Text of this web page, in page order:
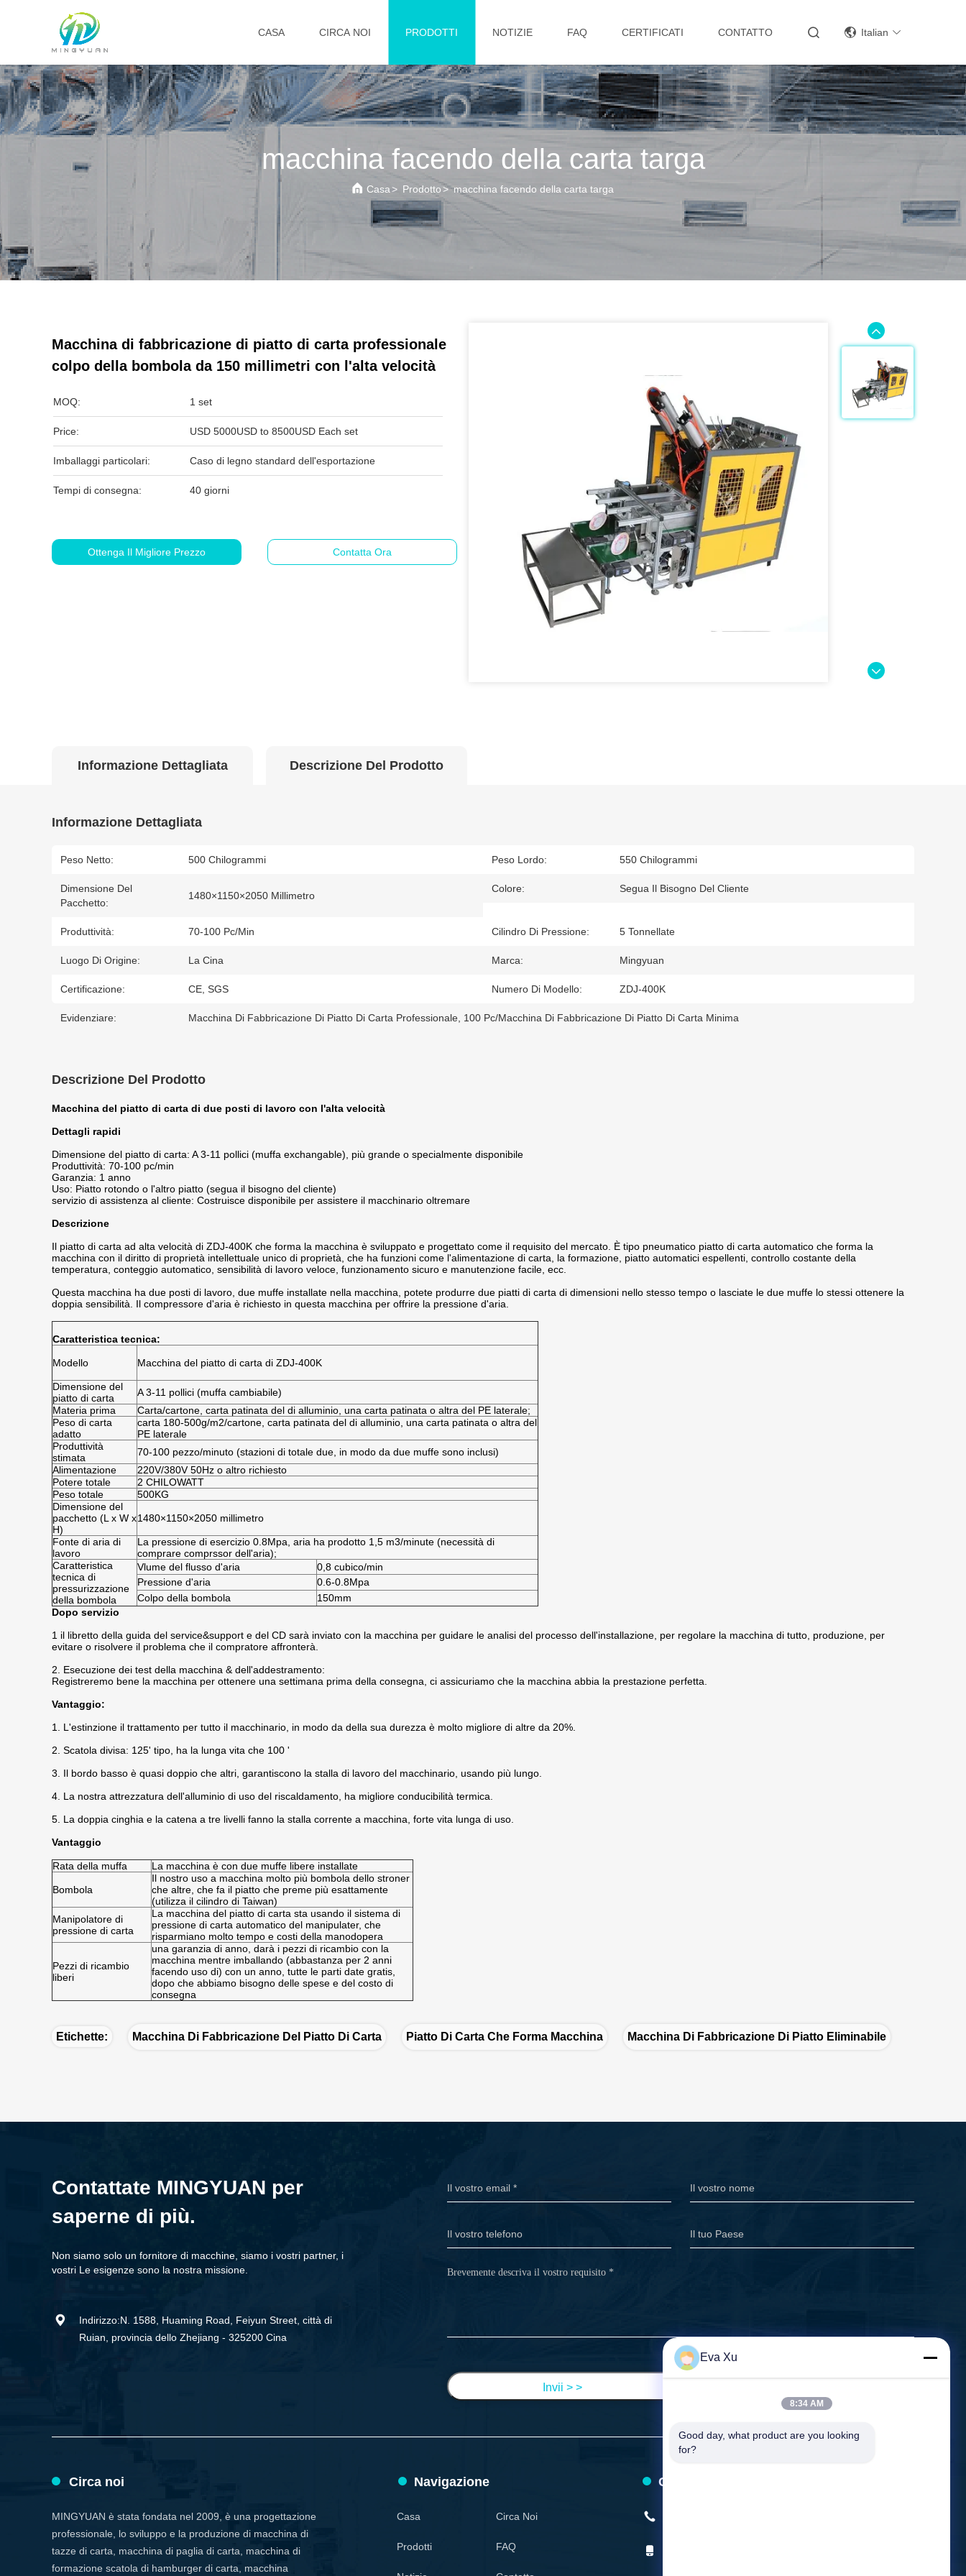
CASA CIRCA NOI PRODOTTI NOTIZIE FAQ CERTIFICATI CONTATTO Italian
macchina facendo della carta targa
Casa> Prodotto> macchina facendo della carta targa
Macchina di fabbricazione di piatto di carta professionale
colpo della bombola da 150 millimetri con l'alta velocità
MOQ: 1 set
Price: USD 5000USD to 8500USD Each set
Imballaggi particolari: Caso di legno standard dell'esportazione
Tempi di consegna: 40 giorni
Ottenga Il Migliore Prezzo Contatta Ora
Informazione Dettagliata Descrizione Del Prodotto
Informazione Dettagliata
Peso Netto: 500 Chilogrammi Peso Lordo: 550 Chilogrammi
Dimensione Del
Pacchetto:
1480×1150×2050 Millimetro
Colore: Segua Il Bisogno Del Cliente
Produttività: 70-100 Pc/min Cilindro Di Pressione: 5 Tonnellate
Luogo Di Origine: La Cina Marca: Mingyuan
Certificazione: CE, SGS Numero Di Modello: ZDJ-400K
Evidenziare: Macchina Di Fabbricazione Di Piatto Di Carta Professionale 100 Pc/macchina Di Fabbricazione Di Piatto Di Carta Minima
Descrizione Del Prodotto
Macchina del piatto di carta di due posti di lavoro con l'alta velocità
Dettagli rapidi
Dimensione del piatto di carta: A 3-11 pollici (muffa exchangable), più grande o specialmente disponibile
Produttività: 70-100 pc/min
Garanzia: 1 anno
Uso: Piatto rotondo o l'altro piatto (segua il bisogno del cliente)
servizio di assistenza al cliente: Costruisce disponibile per assistere il macchinario oltremare
Descrizione
Il piatto di carta ad alta velocità di ZDJ-400K che forma la macchina è sviluppato e progettato come il requisito del mercato. È tipo pneumatico piatto di carta automatico che forma la
macchina con il diritto di proprietà intellettuale unico di proprietà, che ha funzioni come l'alimentazione di carta, la formazione, piatto automatici espellenti, controllo costante della
temperatura, conteggio automatico, sensibilità di lavoro veloce, funzionamento sicuro e manutenzione facile, ecc.
Questa macchina ha due posti di lavoro, due muffe installate nella macchina, potete produrre due piatti di carta di dimensioni nello stesso tempo o lasciate le due muffe lo stessi ottenere la
doppia sensibilità. Il compressore d'aria è richiesto in questa macchina per offrire la pressione d'aria.
Caratteristica tecnica:
Modello Macchina del piatto di carta di ZDJ-400K
Dimensione del
piatto di carta
A 3-11 pollici (muffa cambiabile)
Materia prima
Carta/cartone, carta patinata del di alluminio, una carta patinata o altra del PE laterale;
Peso di carta
adatto
carta 180-500g/m2/cartone, carta patinata del di alluminio, una carta patinata o altra del
PE laterale
Produttività
stimata
70-100 pezzo/minuto (stazioni di totale due, in modo da due muffe sono inclusi)
Alimentazione
220V/380V 50Hz o altro richiesto
Potere totale
2 CHILOWATT
Peso totale
500KG
Dimensione del
pacchetto (L x W x
H)
1480×1150×2050 millimetro
Fonte di aria di
lavoro
La pressione di esercizio 0.8Mpa, aria ha prodotto 1,5 m3/minute (necessità di
comprare comprssor dell'aria);
Caratteristica
tecnica di
pressurizzazione
della bombola
Vlume del flusso d'aria
0,8 cubico/min
Pressione d'aria
0.6-0.8Mpa
Colpo della bombola
150mm
Dopo servizio
1 il libretto della guida del service&support e del CD sarà inviato con la macchina per guidare le analisi del processo dell'installazione, per regolare la macchina di tutto, produzione, per
evitare o risolvere il problema che il compratore affronterà.
2. Esecuzione dei test della macchina & dell'addestramento:
Registreremo bene la macchina per ottenere una settimana prima della consegna, ci assicuriamo che la macchina abbia la prestazione perfetta.
Vantaggio:
1. L'estinzione il trattamento per tutto il macchinario, in modo da della sua durezza è molto migliore di altre da 20%.
2. Scatola divisa: 125' tipo, ha la lunga vita che 100 '
3. Il bordo basso è quasi doppio che altri, garantiscono la stalla di lavoro del macchinario, usando più lungo.
4. La nostra attrezzatura dell'alluminio di uso del riscaldamento, ha migliore conducibilità termica.
5. La doppia cinghia e la catena a tre livelli fanno la stalla corrente a macchina, forte vita lunga di uso.
Vantaggio
Rata della muffa La macchina è con due muffe libere installate
Bombola
Il nostro uso a macchina molto più bombola dello stroner
che altre, che fa il piatto che preme più esattamente
(utilizza il cilindro di Taiwan)
Manipolatore di
pressione di carta
La macchina del piatto di carta sta usando il sistema di
pressione di carta automatico del manipulater, che
risparmiano molto tempo e costi della manodopera
Pezzi di ricambio
liberi
una garanzia di anno, darà i pezzi di ricambio con la
macchina mentre imballando (abbastanza per 2 anni
facendo uso di) con un anno, tutte le parti date gratis,
dopo che abbiamo bisogno delle spese e del costo di
consegna
Etichette: Macchina Di Fabbricazione Del Piatto Di Carta Piatto Di Carta Che Forma Macchina Macchina Di Fabbricazione Di Piatto Eliminabile
Contattate MINGYUAN per
saperne di più.
Non siamo solo un fornitore di macchine, siamo i vostri partner, i
vostri Le esigenze sono la nostra missione.

Indirizzo:N. 1588, Huaming Road, Feiyun Street, città di
Ruian, provincia dello Zhejiang - 325200 Cina
Invii > >
Circa noi
MINGYUAN è stata fondata nel 2009, è una progettazione
professionale, lo sviluppo e la produzione di macchina di
tazze di carta, macchina di paglia di carta, macchina di
formazione scatola di hamburger di carta, macchina
Navigazione
Casa Circa Noi
Prodotti FAQ
Contattici
Eva Xu
8:34 AM
Good day, what product are you looking
for?